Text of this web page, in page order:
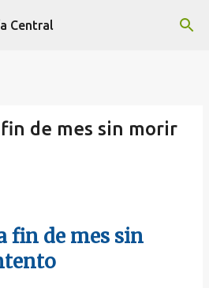
principal
Central
de mes sin morir
fin de mes sin